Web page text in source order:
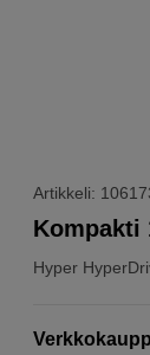
Artikkeli:
Hyper
Kompakti